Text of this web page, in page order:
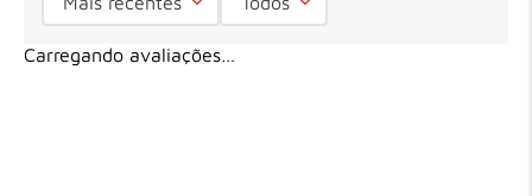
Carregando avaliações…